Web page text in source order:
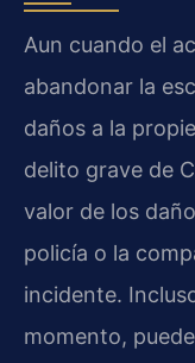
Aun cuando el
abandonar la
daños a la
delito grave de
valor de los
policía o la
incidente.
momento,